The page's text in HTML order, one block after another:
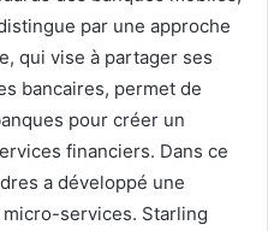
par une approche
qui vise à partager ses
bancaires, permet de
pour créer un
financiers. Dans ce
a développé une
services. Starling